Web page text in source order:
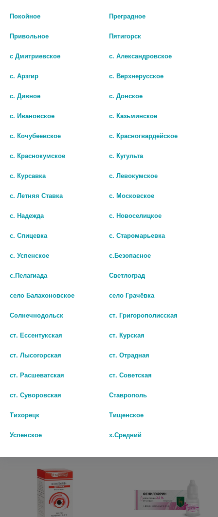
МЕЗАТОН 1% 1МЛ. Р-Р Д/ИН.
ФЕНИЛЭФРИН-СЗ 2,5% 5МЛ.
ФЕНИЛЭФРИН-ОПТИК 2,5%
268
В КОРЗИНУ
ФЕНИЛЭФРИН 2,5% 5МЛ.
Покойное Преградное
Привольное Пятигорск
с Дмитриевское с. Александровское
с. Арзгир с. Верхнерусское
с. Дивное с. Донское
с. Ивановское с. Казьминское
с. Кочубеевское с. Красногвардейское
с. Краснокумское с. Кугульта
с. Курсавка с. Левокумское
с. Летняя Ставка с. Московское
с. Надежда с. Новоселицкое
с. Спицевка с. Старомарьевка
с. Успенское с.Безопасное
с.Пелагиада Светлоград
село Балахоновское село Грачёвка
Солнечнодольск ст. Григорополисская
ст. Ессентукская ст. Курская
ст. Лысогорская ст. Отрадная
ст. Расшеватская ст. Советская
ст. Суворовская Ставрополь
Тихорецк Тищенское
Успенское х.Средний